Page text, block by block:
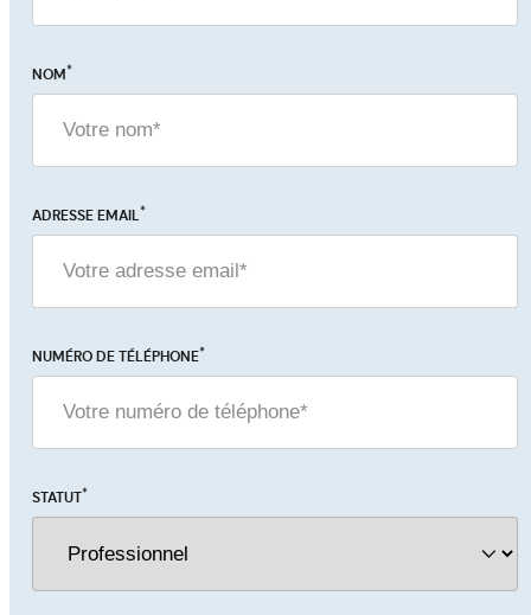
Mentions légales
NOM*
ADRESSE EMAIL*
NUMÉRO DE TÉLÉPHONE*
STATUT*